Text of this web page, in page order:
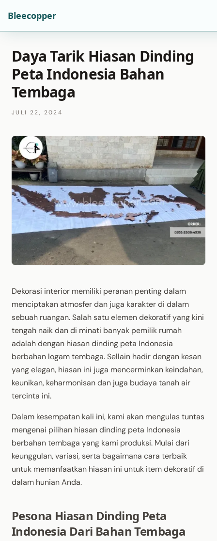
Bleecopper
Daya Tarik Hiasan Dinding
Peta Indonesia Bahan
Tembaga
JULI 22, 2024
Dekorasi interior memiliki peranan penting dalam
menciptakan atmosfer dan juga karakter di dalam
sebuah ruangan. Salah satu elemen dekoratif yang kini
tengah naik dan di minati banyak pemilik rumah
adalah dengan hiasan dinding peta Indonesia
berbahan logam tembaga. Sellain hadir dengan kesan
yang elegan, hiasan ini juga mencerminkan keindahan,
keunikan, keharmonisan dan juga budaya tanah air
tercinta ini.
Dalam kesempatan kali ini, kami akan mengulas tuntas
mengenai pilihan hiasan dinding peta Indonesia
berbahan tembaga yang kami produksi. Mulai dari
keunggulan, variasi, serta bagaimana cara terbaik
untuk memanfaatkan hiasan ini untuk item dekoratif di
dalam hunian Anda.
Pesona Hiasan Dinding Peta
Indonesia Dari Bahan Tembaga